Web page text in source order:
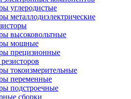
углеродистые
металлодиэлектрические
высоковольтные
мощные
прецизионные
токоизмерительные
переменные
подстроечные
сборки